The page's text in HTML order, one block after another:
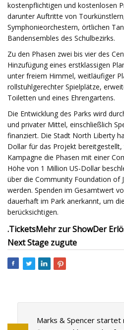
kostenpflichtigen und kostenlosen
darunter Auftritte von
Symphonieorchestern, örtlichen
Bandensembles des Schulbezirks.
Zu den Phasen zwei bis vier des
Hinzufügung eines erstklassigen
unter freiem Himmel, weitläufiger
rollstuhlgerechter Spielplätze,
Toiletten und eines Ehrengartens.
Die Entwicklung des Parks wird
und privater Mittel, einschließlich
finanziert. Die Stadt North Liberty
Dollar für das Projekt
Kampagne die Phasen mit einer
Höhe von 1 Million US-Dollar
über die Community Foundation of
werden. Spenden im Gesamtwert
dauerhaft im Park anerkannt, um
berücksichtigen.
.TicketsMehr zur ShowDer
Next Stage zugute
Marks & Spencer startet